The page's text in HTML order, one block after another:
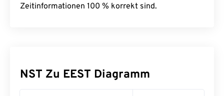
Zeitinformationen 100 % korrekt sind.
NST Zu EEST Diagramm